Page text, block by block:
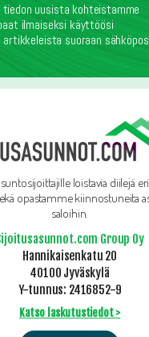
tiedon uusista kohteistamme
ilmaiseksi käyttöösi
artikkeleista suoraan
loistavia diilejä
opastamme kiinnostuneita
saloihin.
Group Oy
Hannikaisenkatu 20
40100 Jyväskylä
Y-tunnus: 2416852-9
Katso laskutustiedot >